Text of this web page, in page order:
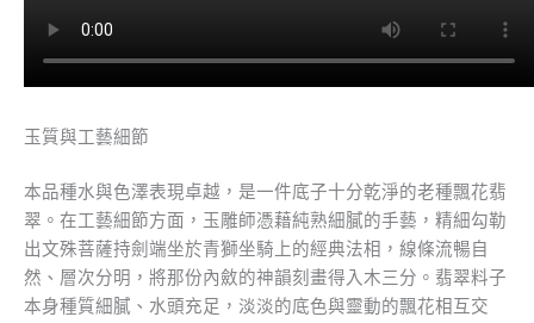
玉質與工藝細節
本品種水與色澤表現卓越，是一件底子十分乾淨的老種飄花翡
翠。在工藝細節方面，玉雕師憑藉純熟細膩的手藝，精細勾勒
出文殊菩薩持劍端坐於青獅坐騎上的經典法相，線條流暢自
然、層次分明，將那份內斂的神韻刻畫得入木三分。翡翠料子
本身種質細膩、水頭充足，淡淡的底色與靈動的飄花相互交